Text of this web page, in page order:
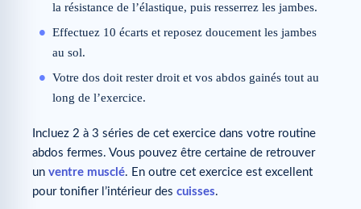
la résistance de l’élastique, puis resserrez les jambes.
Effectuez 10 écarts et reposez doucement les jambes
au sol.
Votre dos doit rester droit et vos abdos gainés tout au
long de l’exercice.
Incluez 2 à 3 séries de cet exercice dans votre routine
abdos fermes. Vous pouvez être certaine de retrouver
un ventre musclé. En outre cet exercice est excellent
pour tonifier l’intérieur des cuisses.